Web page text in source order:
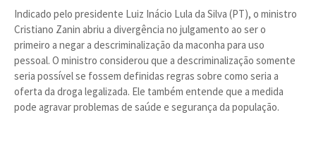
Indicado pelo presidente Luiz Inácio Lula da Silva (PT), o ministro
Cristiano Zanin abriu a divergência no julgamento ao ser o
primeiro a negar a descriminalização da maconha para uso
pessoal. O ministro considerou que a descriminalização somente
seria possível se fossem definidas regras sobre como seria a
oferta da droga legalizada. Ele também entende que a medida
pode agravar problemas de saúde e segurança da população.